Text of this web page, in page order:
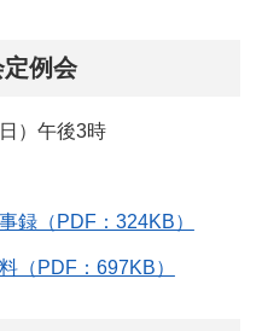
例会
）午後3時
録（PDF：324KB）
（PDF：697KB）